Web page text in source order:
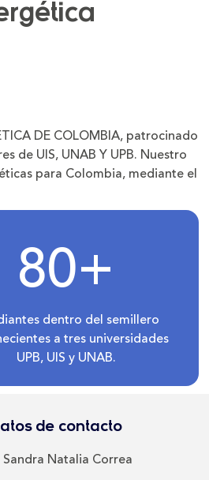
DE COLOMBIA, patrocinado
de UIS, UNAB Y UPB. Nuestro
para Colombia, mediante el
80+
dentro del semillero
a tres universidades
UPB, UIS y UNAB.
de contacto
Sandra Natalia Correa